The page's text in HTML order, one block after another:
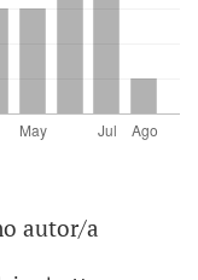
autor/a